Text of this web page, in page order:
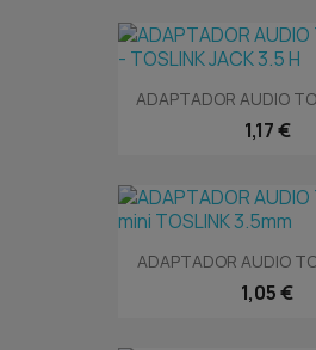
ADAPTADOR AUDIO
1,17 €
ADAPTADOR AUDIO
1,05 €